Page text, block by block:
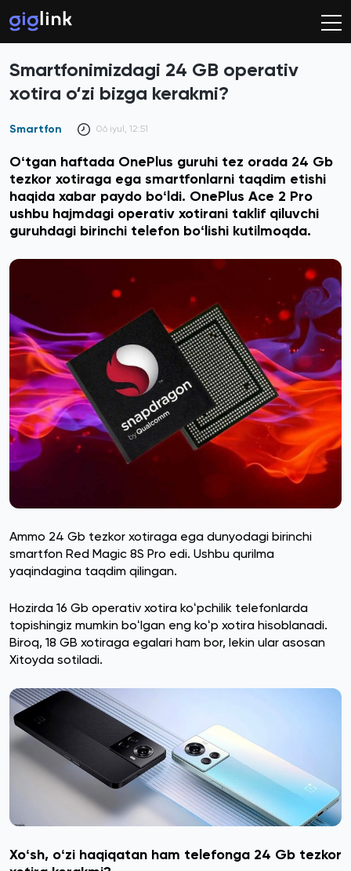
Smartfonimizdagi 24 GB operativ
xotira o‘zi bizga kerakmi?
Smartfon 06 iyul, 12:51
Oʻtgan haftada OnePlus guruhi tez orada 24 Gb
tezkor xotiraga ega smartfonlarni taqdim etishi
haqida xabar paydo boʻldi. OnePlus Ace 2 Pro
ushbu hajmdagi operativ xotirani taklif qiluvchi
guruhdagi birinchi telefon boʻlishi kutilmoqda.
Ammo 24 Gb tezkor xotiraga ega dunyodagi birinchi
smartfon Red Magic 8S Pro edi. Ushbu qurilma
yaqindagina taqdim qilingan.
Hozirda 16 Gb operativ xotira koʻpchilik telefonlarda
topishingiz mumkin boʻlgan eng koʻp xotira hisoblanadi.
Biroq, 18 GB xotiraga egalari ham bor, lekin ular asosan
Xitoyda sotiladi.
Xoʻsh, oʻzi haqiqatan ham telefonga 24 Gb tezkor